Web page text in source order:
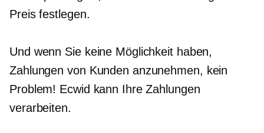
Preis festlegen.
Und wenn Sie keine Möglichkeit haben,
Zahlungen von Kunden anzunehmen, kein
Problem! Ecwid kann Ihre Zahlungen
verarbeiten.